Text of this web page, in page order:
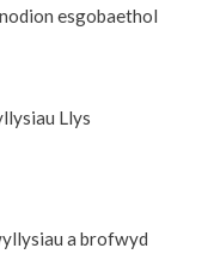
esgobaethol
Llys
a brofwyd